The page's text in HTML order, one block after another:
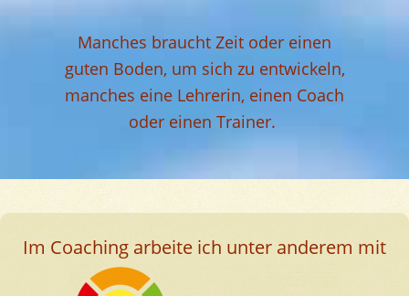
Manches braucht Zeit oder einen
guten Boden, um sich zu entwickeln,
manches eine Lehrerin, einen Coach
oder einen Trainer.
Im Coaching arbeite ich unter anderem mit